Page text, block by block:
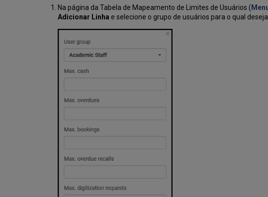
Na página da Tabela de Mapeamento de Limites de Usuários (
Adicionar Linha e selecione o grupo de usuários para o qual